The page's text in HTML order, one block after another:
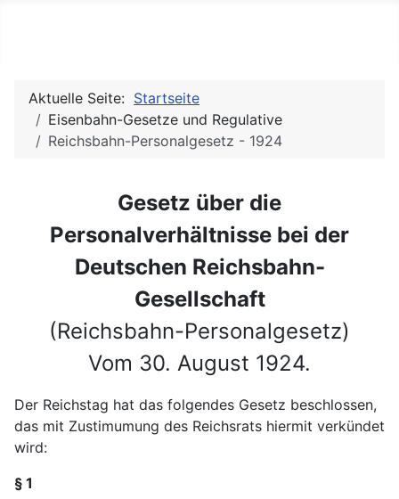
Aktuelle Seite: Startseite
Eisenbahn-Gesetze und Regulative
Reichsbahn-Personalgesetz - 1924
Gesetz über die
Personalverhältnisse bei der
Deutschen Reichsbahn-
Gesellschaft
(Reichsbahn-Personalgesetz)
Vom 30. August 1924.
Der Reichstag hat das folgendes Gesetz beschlossen,
das mit Zustimumung des Reichsrats hiermit verkündet
wird:
§ 1